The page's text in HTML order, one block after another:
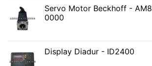
Servo Motor Beckhoff -
0000
Display Diadur - ID2400